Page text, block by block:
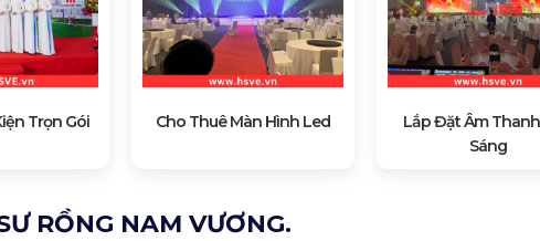
Trọn Gói Cho Thuê Màn Hình Led
Lắp Đặt Âm
Sáng
RỒNG NAM VƯƠNG.